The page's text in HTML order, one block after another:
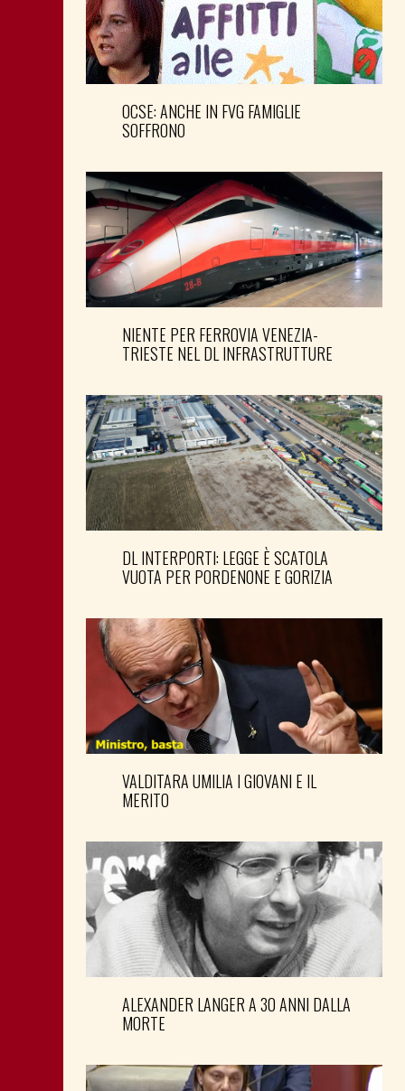
OCSE: ANCHE IN FVG FAMIGLIE
SOFFRONO
NIENTE PER FERROVIA VENEZIA-
TRIESTE NEL DL INFRASTRUTTURE
DL INTERPORTI: LEGGE È SCATOLA
VUOTA PER PORDENONE E GORIZIA
VALDITARA UMILIA I GIOVANI E IL
MERITO
ALEXANDER LANGER A 30 ANNI DALLA
MORTE